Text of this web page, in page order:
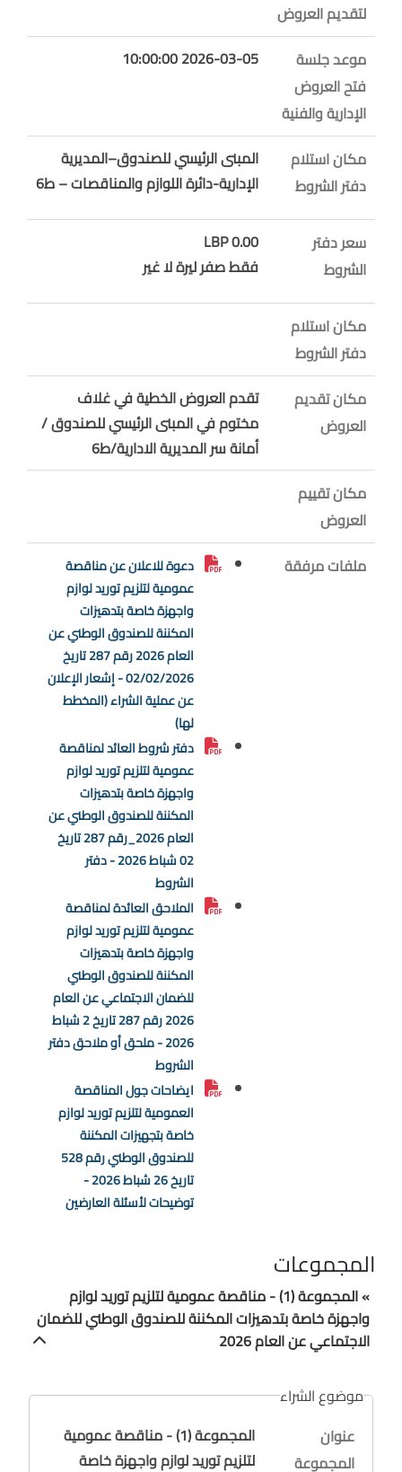
لتقديم العروض
موعد جلسة
فتح العروض
الإدارية والفنية
2026-03-05 10:00:00
مكان استلام
دفتر الشروط
المبنى الرئيسي للصندوق–المديرية
الإدارية-دائرة اللوازم والمناقصات – ط6
سعر دفتر
الشروط
0.00 LBP
فقط صفر ليرة لا غير
مكان استلام
دفتر الشروط
مكان تقديم
العروض
تقدم العروض الخطية في غلاف
مختوم في المبنى الرئيسي للصندوق /
أمانة سر المديرية الادارية/ط6
مكان تقييم
العروض
ملفات مرفقة
دعوة للاعلان عن مناقصة
عمومية لتلزيم توريد لوازم
واجهزة خاصة بتدهيزات
المكننة للصندوق الوطني عن
العام 2026 رقم 287 تاريخ
02/02/2026 - إشعار الإعلان
عن عملية الشراء (المخطط
لها)
دفتر شروط العائد لمناقصة
عمومية لتلزيم توريد لوازم
واجهزة خاصة بتدهيزات
المكننة للصندوق الوطني عن
العام 2026_رقم 287 تاريخ
02 شباط 2026 - دفتر
الشروط
الملاحق العائدة لمناقصة
عمومية لتلزيم توريد لوازم
واجهزة خاصة بتدهيزات
المكننة للصندوق الوطني
للضمان الاجتماعي عن العام
2026 رقم 287 تاريخ 2 شباط
2026 - ملحق أو ملاحق دفتر
الشروط
ايضاحات جول المناقصة
العمومية لتلزيم توريد لوازم
خاصة بتجهيزات المكننة
للصندوق الوطني رقم 528
تاريخ 26 شباط 2026 -
توضيحات لأسئلة العارضين
المجموعات
» المجموعة (1) - مناقصة عمومية لتلزيم توريد لوازم
واجهزة خاصة بتدهيزات المكننة للصندوق الوطني للضمان
الاجتماعي عن العام 2026
موضوع الشراء
عنوان
المجموعة
المجموعة (1) - مناقصة عمومية
لتلزيم توريد لوازم واجهزة خاصة